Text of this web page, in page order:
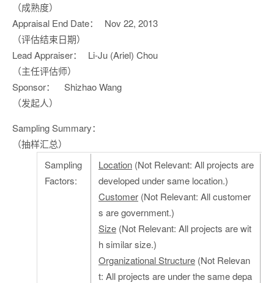
（成熟度）
Appraisal End Date：
（评估结束日期）
Nov 22, 2013
Lead Appraiser：
（主任评估师）
Li-Ju (Ariel) Chou
Sponsor：
（发起人）
Shizhao Wang
Sampling Summary：
（抽样汇总）
Sampling
Factors:
Location (Not Relevant: All projects are
developed under same location.)
Customer (Not Relevant: All customer
s are government.)
Size (Not Relevant: All projects are wit
h similar size.)
Organizational Structure (Not Relevan
t: All projects are under the same depa